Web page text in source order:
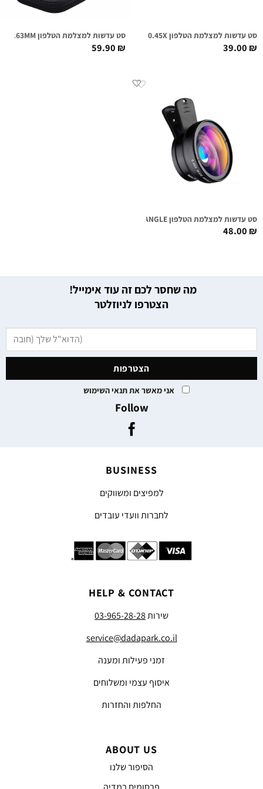
סט עדשות למצלמת הטלפון POWSTRO 0.45X
39.00₪
סט עדשות למצלמת הטלפון 0.63MM
59.90₪
סט עדשות למצלמת הטלפון WIDE ANGLE
48.00₪
מה שחסר לכם זה עוד אימייל!
הצטרפו לניוזלטר
אני מאשר את תנאי השימוש
Follow
BUSINESS
למפיצים ומשווקים
לחברות וועדי עובדים
HELP & CONTACT
שירות03-965-28-28
service@dadapark.co.il
זמני פעילות ומענה
איסוף עצמי ומשלוחים
החלפות והחזרות
ABOUT US
הסיפור שלנו